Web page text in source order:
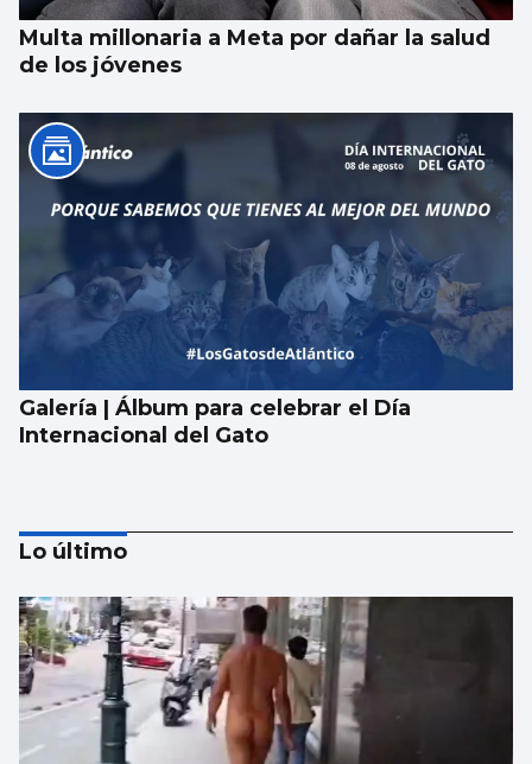
Multa millonaria a Meta por dañar la salud
de los jóvenes
Galería | Álbum para celebrar el Día
Internacional del Gato
Lo último